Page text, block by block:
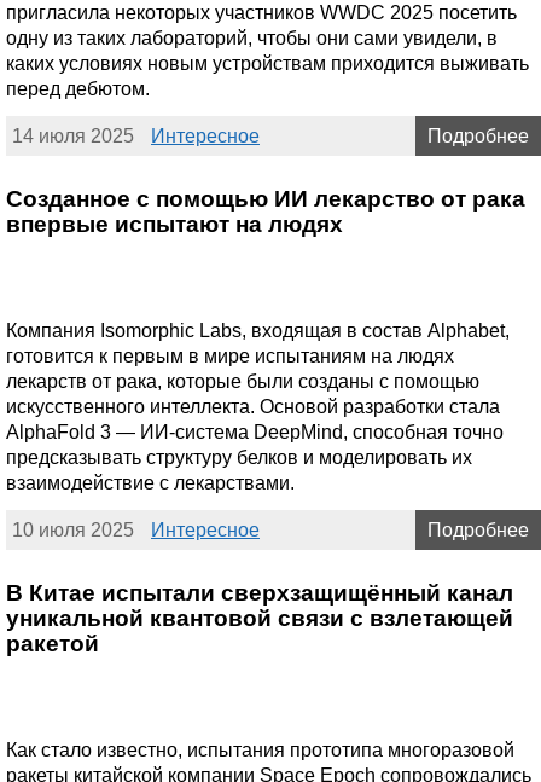
пригласила некоторых участников WWDC 2025 посетить
одну из таких лабораторий, чтобы они сами увидели, в
каких условиях новым устройствам приходится выживать
перед дебютом.
14 июля 2025 Интересное Подробнее
Созданное с помощью ИИ лекарство от рака
впервые испытают на людях
Компания Isomorphic Labs, входящая в состав Alphabet,
готовится к первым в мире испытаниям на людях
лекарств от рака, которые были созданы с помощью
искусственного интеллекта. Основой разработки стала
AlphaFold 3 — ИИ-система DeepMind, способная точно
предсказывать структуру белков и моделировать их
взаимодействие с лекарствами.
10 июля 2025 Интересное Подробнее
В Китае испытали сверхзащищённый канал
уникальной квантовой связи с взлетающей
ракетой
Как стало известно, испытания прототипа многоразовой
ракеты китайской компании Space Epoch сопровождались